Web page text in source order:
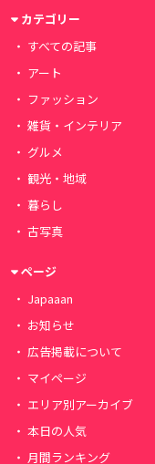
カテゴリー
すべての記事
アート
ファッション
雑貨・インテリア
グルメ
観光・地域
暮らし
古写真
ページ
Japaaan
お知らせ
広告掲載について
マイページ
エリア別アーカイブ
本日の人気
月間ランキング